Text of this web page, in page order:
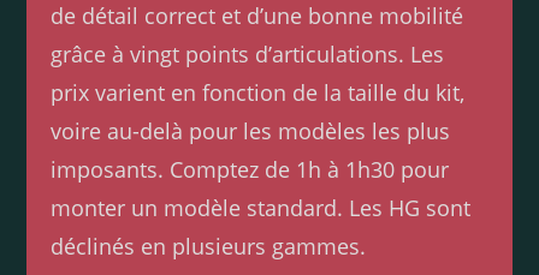
de détail correct et d’une bonne mobilité
grâce à vingt points d’articulations. Les
prix varient en fonction de la taille du kit,
voire au-delà pour les modèles les plus
imposants. Comptez de 1h à 1h30 pour
monter un modèle standard. Les HG sont
déclinés en plusieurs gammes.